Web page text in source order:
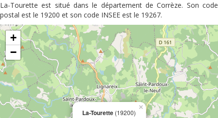
La-Tourette est situé dans le département de Corrèze. Son code
postal est le 19200 et son code INSEE est le 19267.
La-Tourette (19200)
×
+
−